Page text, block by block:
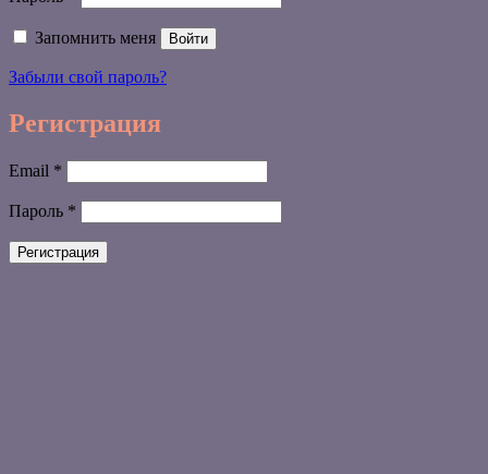
Запомнить меня Войти
Забыли свой пароль?
Регистрация
Email *
Пароль *
Регистрация